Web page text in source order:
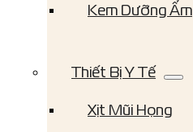
Kem Dưỡng Ẩm
Thiết Bị Y Tế
Xịt Mũi Họng